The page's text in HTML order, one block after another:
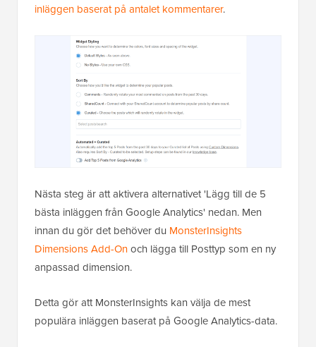
inläggen baserat på antalet kommentarer.
Nästa steg är att aktivera alternativet 'Lägg till de 5
bästa inläggen från Google Analytics' nedan. Men
innan du gör det behöver du MonsterInsights
Dimensions Add-Onoch lägga till Posttyp som en ny
anpassad dimension.
Detta gör att MonsterInsights kan välja de mest
populära inläggen baserat på Google Analytics-data.